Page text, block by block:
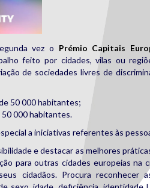
vez o Prémio Capitais
feito por cidades, vilas ou
de sociedades livres de
50 000 habitantes;
50 000 habitantes.
a iniciativas referentes às
e destacar as melhores
para outras cidades europeias na
cidadãos. Procura reconhecer